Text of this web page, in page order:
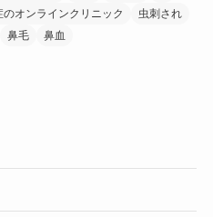
のオンラインクリニック
虫刺され
鼻毛 鼻血